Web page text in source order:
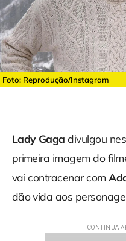
Foto: Reprodução/Instagram
Lady Gaga divulgou
primeira imagem do
vai contracenar com
dão vida aos